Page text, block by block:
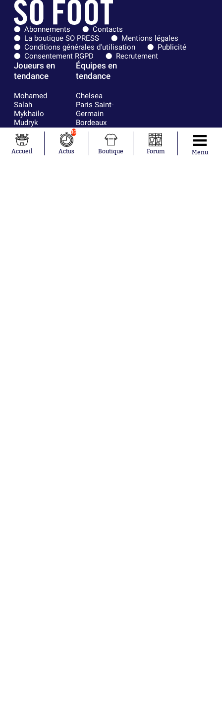
Abonnements
Contacts
La boutique SO PRESS
Mentions légales
Conditions générales d'utilisation
Publicité
Consentement RGPD
Recrutement
Joueurs en
tendance
Mohamed
Salah
Mykhailo
Mudryk
Neymar
Khalis Merah
Loïs Openda
Équipes en
tendance
Chelsea
Paris Saint-
Germain
Bordeaux
Olympique
Real Madrid
Accueil
10
Actus Boutique Forum Menu